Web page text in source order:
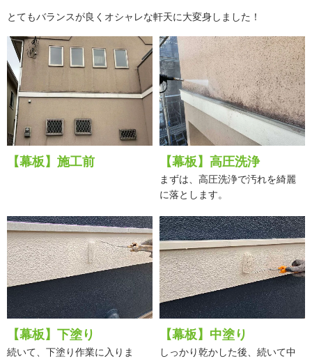
とてもバランスが良くオシャレな軒天に大変身しました！
【幕板】施工前 【幕板】高圧洗浄
まずは、高圧洗浄で汚れを綺麗
に落とします。
【幕板】下塗り
続いて、下塗り作業に入りま
【幕板】中塗り
しっかり乾かした後、続いて中